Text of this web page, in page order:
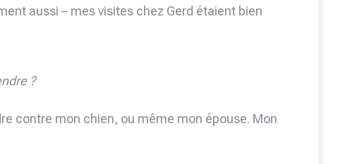
aussi – mes visites chez Gerd étaient bien
?
contre mon chien, ou même mon épouse. Mon